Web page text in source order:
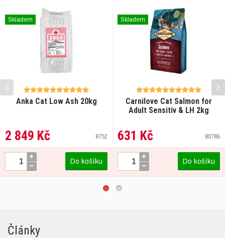
Anka Cat Low Ash 20kg
2 849 Kč 8752
Skladem
Do košíku
Carnilove Cat Salmon for
Adult Sensitiv & LH 2kg
631 Kč 80786
Skladem
Do košíku
Články